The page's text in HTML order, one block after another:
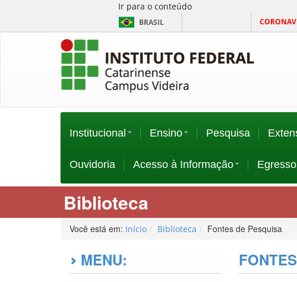
Ir para o conteúdo
BRASIL
Institucional Ensino Pesquisa
Ouvidoria Acesso à Informação
Biblioteca
Você está em: Início Biblioteca Fontes de Pesquisa
MENU: